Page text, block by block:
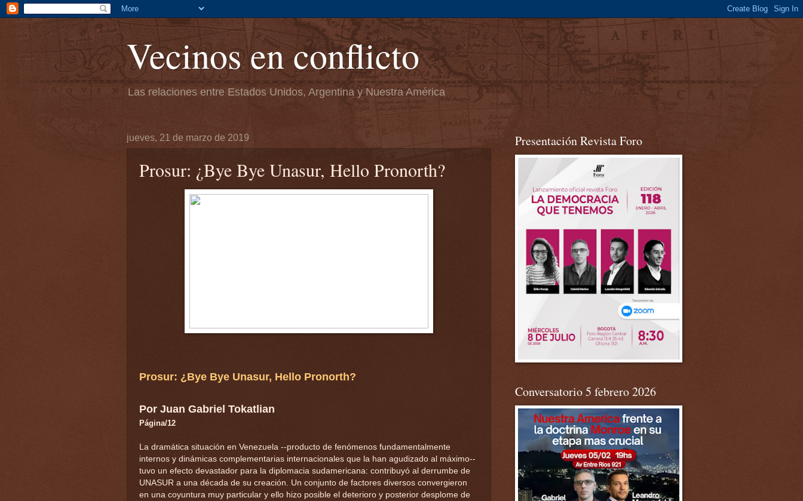
Vecinos en conflicto
Las relaciones entre Estados Unidos, Argentina y Nuestra América
jueves, 21 de marzo de 2019
Prosur: ¿Bye Bye Unasur, Hello Pronorth?
Prosur: ¿Bye Bye Unasur, Hello Pronorth?
Por Juan Gabriel Tokatlian
Página/12
La dramática situación en Venezuela --producto de fenómenos fundamentalmente
internos y dinámicas complementarias internacionales que la han agudizado al máximo--
tuvo un efecto devastador para la diplomacia sudamericana: contribuyó al derrumbe de
UNASUR a una década de su creación. Un conjunto de factores diversos convergieron
en una coyuntura muy particular y ello hizo posible el deterioro y posterior desplome de
Presentación Revista Foro
Conversatorio 5 febrero 2026